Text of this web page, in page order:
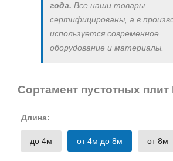
года. Все наши товары
сертифицированы, а в
используется современное
оборудование и материалы.
Сортамент пустотных
Длина:
до 4м от 4м до 8м от 8м